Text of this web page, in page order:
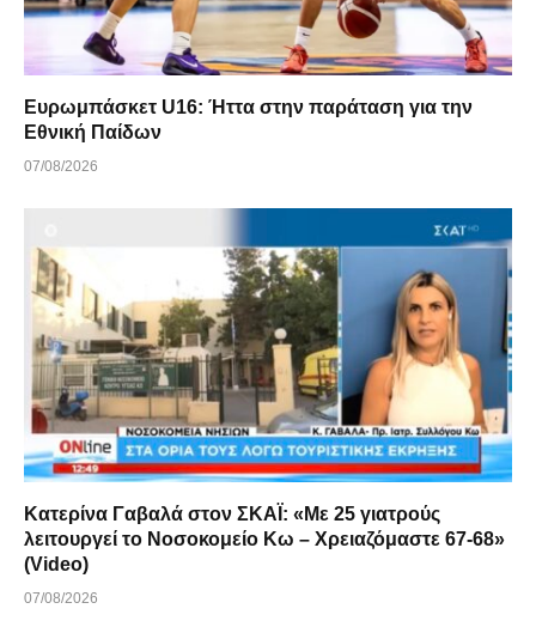
Ευρωμπάσκετ U16: Ήττα στην παράταση για την
Εθνική Παίδων
07/08/2026
Κατερίνα Γαβαλά στον ΣΚΑΪ: «Με 25 γιατρούς
λειτουργεί το Νοσοκομείο Κω – Χρειαζόμαστε 67-68»
(Video)
07/08/2026